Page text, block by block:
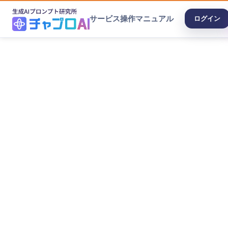
サービス操作マニュアル ログイン